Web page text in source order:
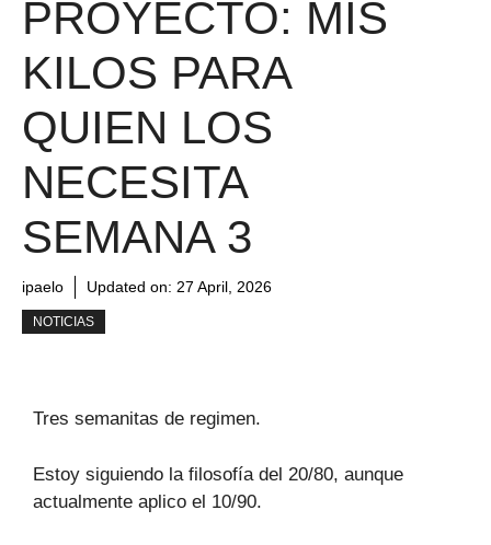
PROYECTO: MIS
KILOS PARA
QUIEN LOS
NECESITA
SEMANA 3
ipaelo Updated on: 27 April, 2026
NOTICIAS
Tres semanitas de regimen.
Estoy siguiendo la filosofía del 20/80, aunque
actualmente aplico el 10/90.